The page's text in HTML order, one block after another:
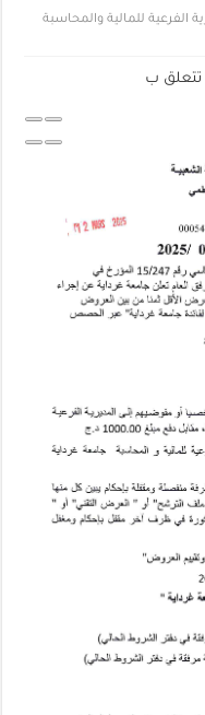
الفرعية للمالية والمحاسبة
تتعلق ب